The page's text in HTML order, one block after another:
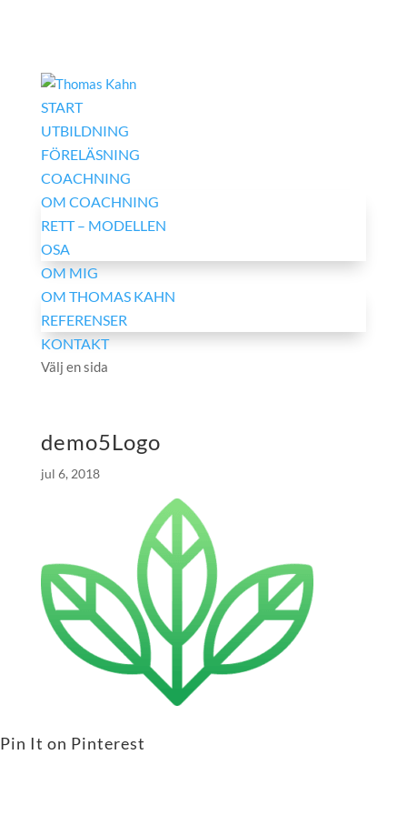
START
UTBILDNING
FÖRELÄSNING
COACHNING
OM COACHNING
RETT – MODELLEN
OSA
OM MIG
OM THOMAS KAHN
REFERENSER
KONTAKT
Välj en sida
demo5Logo
jul 6, 2018
Pin It on Pinterest